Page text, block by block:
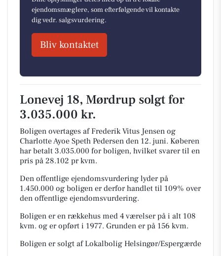
ejendomsmæglere, som efterfølgende vil kontakte
dig vedr. salgsvurdering.
Bliv kontaktet
Lonevej 18, Mørdrup solgt for
3.035.000 kr.
Boligen overtages af Frederik Vitus Jensen og
Charlotte Ayoe Speth Pedersen den 12. juni. Køberen
har betalt 3.035.000 for boligen, hvilket svarer til en
pris på 28.102 pr kvm.
Den offentlige ejendomsvurdering lyder på
1.450.000 og boligen er derfor handlet til 109% over
den offentlige ejendomsvurdering.
Boligen er en rækkehus med 4 værelser på i alt 108
kvm. og er opført i 1977. Grunden er på 156 kvm.
Boligen er solgt af Lokalbolig Helsingør/Espergærde